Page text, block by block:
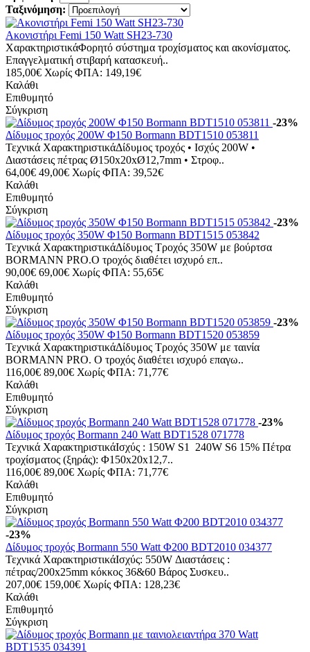
Ταξινόμηση:
Ακονιστήρι Femi 150 Watt SH23-730
ΧαρακτηριστικάΦορητό σύστημα τροχίσματος και ακονίσματος.
Επαγγελματική στιβαρή κατασκευή..
185,00€ Χωρίς ΦΠΑ: 149,19€
Καλάθι
Επιθυμητό
Σύγκριση
-23%
Δίδυμος τροχός 200W Φ150 Bormann BDT1510 053811
Τεχνικά ΧαρακτηριστικάΔίδυμος τροχός • Ισχύς 200W •
Διαστάσεις πέτρας Ø150x20xØ12,7mm • Στροφ..
64,00€ 49,00€ Χωρίς ΦΠΑ: 39,52€
Καλάθι
Επιθυμητό
Σύγκριση
-23%
Δίδυμος τροχός 350W Φ150 Bormann BDT1515 053842
Τεχνικά ΧαρακτηριστικάΔίδυμος Τροχός 350W με βούρτσα
BORMANN PRO.Ο τροχός διαθέτει ισχυρό επ..
90,00€ 69,00€ Χωρίς ΦΠΑ: 55,65€
Καλάθι
Επιθυμητό
Σύγκριση
-23%
Δίδυμος τροχός 350W Φ150 Bormann BDT1520 053859
Τεχνικά ΧαρακτηριστικάΔίδυμος Τροχός 350W με ταινία
BORMANN PRO. Ο τροχός διαθέτει ισχυρό επαγω..
116,00€ 89,00€ Χωρίς ΦΠΑ: 71,77€
Καλάθι
Επιθυμητό
Σύγκριση
-23%
Δίδυμος τροχός Bormann 240 Watt BDT1528 071778
Τεχνικά ΧαρακτηριστικάΙσχύς : 150W S1 240W S6 15% Πέτρα
τροχίσματος (ξηράς): Φ150x20x12,7..
116,00€ 89,00€ Χωρίς ΦΠΑ: 71,77€
Καλάθι
Επιθυμητό
Σύγκριση
-23%
Δίδυμος τροχός Bormann 550 Watt Φ200 BDT2010 034377
Τεχνικά ΧαρακτηριστικάΙσχύς: 550W Διαστάσεις :
πέτρας/200x25mm κόκκος 36&60 Βάρος Συσκευ..
207,00€ 159,00€ Χωρίς ΦΠΑ: 128,23€
Καλάθι
Επιθυμητό
Σύγκριση